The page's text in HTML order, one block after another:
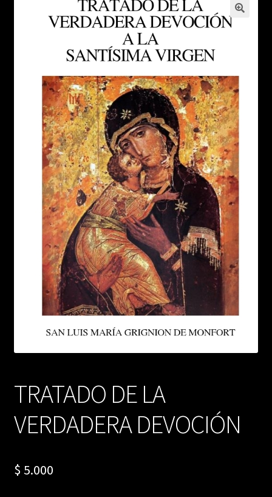
TRATADO DE LA
VERDADERA DEVOCIÓN
$ 5.000